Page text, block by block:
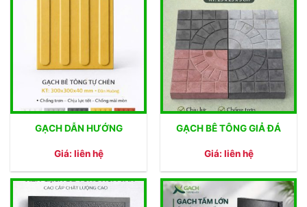
GẠCH DẪN HƯỚNG
Giá: liên hệ
GẠCH BÊ TÔNG GIẢ ĐÁ
Giá: liên hệ